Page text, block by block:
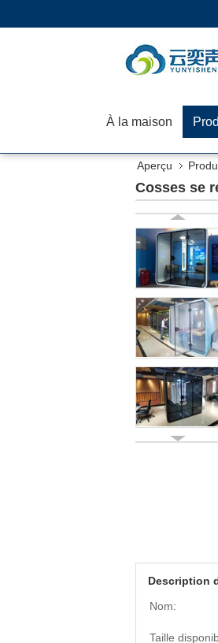
À la maison
Aperçu
Cosses se
Description
Nom:
Taille